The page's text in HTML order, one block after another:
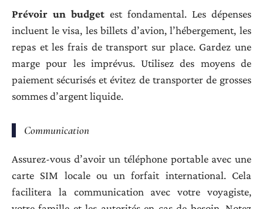
Prévoir un budget est fondamental. Les dépenses
incluent le visa, les billets d’avion, l’hébergement, les
repas et les frais de transport sur place. Gardez une
marge pour les imprévus. Utilisez des moyens de
paiement sécurisés et évitez de transporter de grosses
sommes d’argent liquide.
Communication
Assurez-vous d’avoir un téléphone portable avec une
carte SIM locale ou un forfait international. Cela
facilitera la communication avec votre voyagiste,